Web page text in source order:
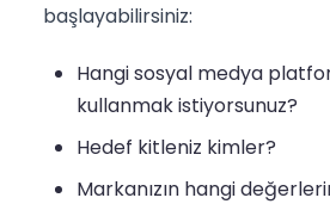
başlayabilirsiniz:
Hangi sosyal medya
kullanmak istiyorsunuz?
Hedef kitleniz kimler?
Markanızın hangi